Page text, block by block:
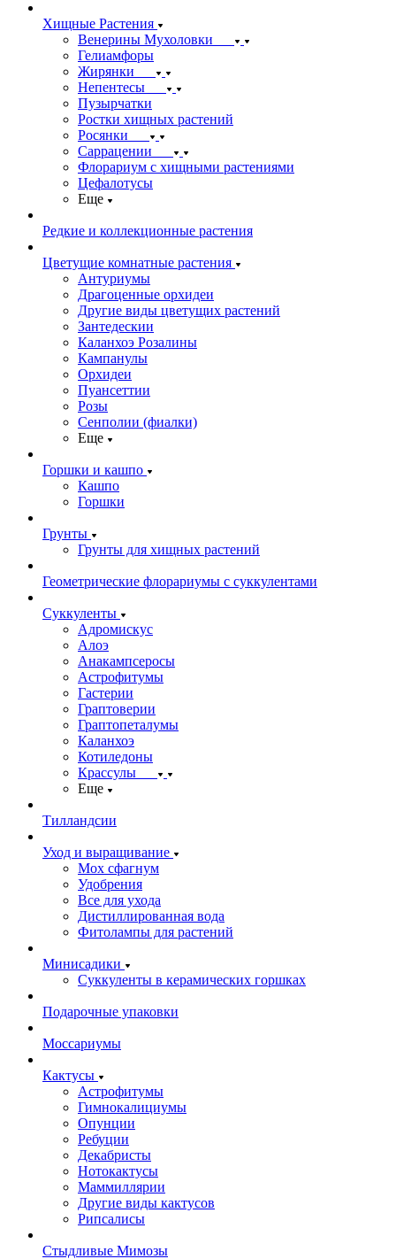
Хищные Растения
Венерины Мухоловки
Гелиамфоры
Жирянки
Непентесы
Пузырчатки
Ростки хищных растений
Росянки
Саррацении
Флорариум с хищными растениями
Цефалотусы
Еще
Редкие и коллекционные растения
Цветущие комнатные растения
Антуриумы
Драгоценные орхидеи
Другие виды цветущих растений
Зантедескии
Каланхоэ Розалины
Кампанулы
Орхидеи
Пуансеттии
Розы
Сенполии (фиалки)
Еще
Горшки и кашпо
Кашпо
Горшки
Грунты
Грунты для хищных растений
Геометрические флорариумы с суккулентами
Суккуленты
Адромискус
Алоэ
Анакампсеросы
Астрофитумы
Гастерии
Граптоверии
Граптопеталумы
Каланхоэ
Котиледоны
Крассулы
Еще
Тилландсии
Уход и выращивание
Мох сфагнум
Удобрения
Все для ухода
Дистиллированная вода
Фитолампы для растений
Минисадики
Суккуленты в керамических горшках
Подарочные упаковки
Моссариумы
Кактусы
Астрофитумы
Гимнокалициумы
Опунции
Ребуции
Декабристы
Нотокактусы
Маммиллярии
Другие виды кактусов
Рипсалисы
Стыдливые Мимозы